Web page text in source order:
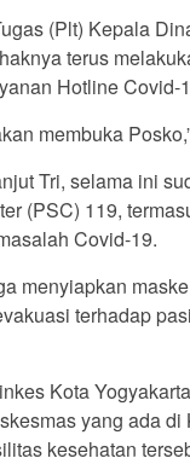
(Plt) Kepala
terus
Hotline Covid-
membuka
Tri, selama ini
(PSC) 119,
Covid-19.
menyiapkan
terhadap
Kota
yang ada
kesehatan